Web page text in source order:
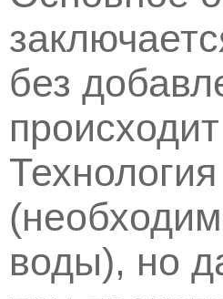
без
воды), но